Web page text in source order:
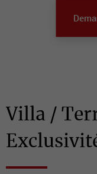
Villa /